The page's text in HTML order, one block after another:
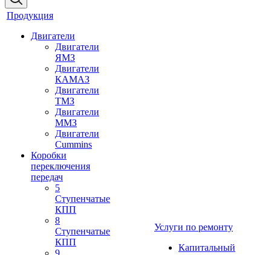
Продукция
Двигатели
Двигатели
ЯМЗ
Двигатели
КАМАЗ
Двигатели
ТМЗ
Двигатели
ММЗ
Двигатели
Cummins
Коробки
переключения
передач
5
Ступенчатые
КПП
8
Ступенчатые
КПП
9
Услуги по ремонту
Капитальный